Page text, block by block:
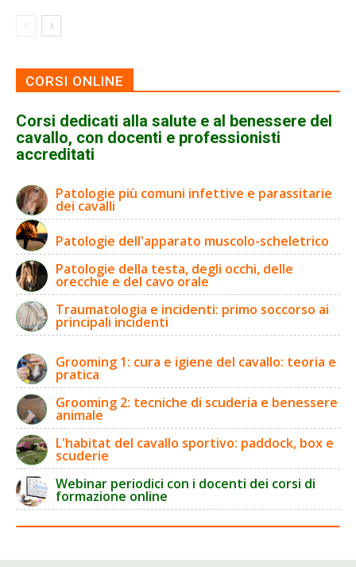
CORSI ONLINE
Corsi dedicati alla salute e al benessere del
cavallo, con docenti e professionisti
accreditati
Patologie più comuni infettive e parassitarie
dei cavalli
Patologie dell'apparato muscolo-scheletrico
Patologie della testa, degli occhi, delle
orecchie e del cavo orale
Traumatologia e incidenti: primo soccorso ai
principali incidenti
Grooming 1: cura e igiene del cavallo: teoria e
pratica
Grooming 2: tecniche di scuderia e benessere
animale
L'habitat del cavallo sportivo: paddock, box e
scuderie
Webinar periodici con i docenti dei corsi di
formazione online